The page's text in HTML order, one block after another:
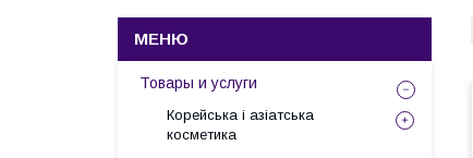
Товары и услуги
Корейська і азіатська
косметика